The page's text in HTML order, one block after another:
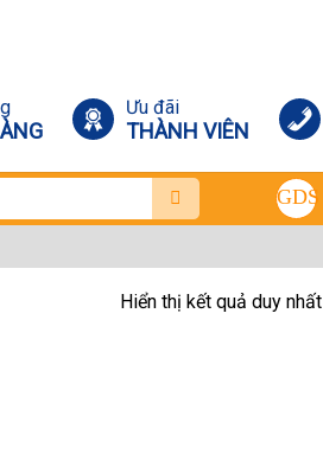
Ưu đãi
THÀNH VIÊN
Hiển thị kết quả duy nhất